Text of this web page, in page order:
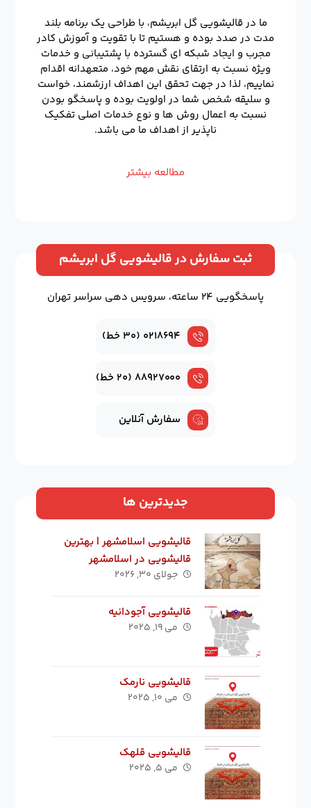
ما در قالیشویی گل ابریشم، با طراحی یک برنامه بلند
مدت در صدد بوده و هستیم تا با تقویت و آموزش کادر
مجرب و ایجاد شبکه ای گسترده با پشتیبانی و خدمات
ویژه نسبت به ارتقای نقش مهم خود، متعهدانه اقدام
نماییم، لذا در جهت تحقق این اهداف ارزشمند، خواست
و سلیقه شخص شما در اولویت بوده و پاسخگو بودن
نسبت به اعمال روش ها و نوع خدمات اصلی تفکیک
ناپذیر از اهداف ما می باشد.
مطالعه بیشتر
ثبت سفارش در قالیشویی گل ابریشم
پاسخگویی ۲۴ ساعته، سرویس دهی سراسر تهران
۰۲۱۸۶۹۴ (۳۰ خط)
۸۸۹۲۷۰۰۰ (۲۰ خط)
سفارش آنلاین
جدیدترین ها
قالیشویی اسلامشهر | بهترین
قالیشویی در اسلامشهر
جولای ۳۰, ۲۰۲۶
قالیشویی آجودانیه
می ۱۹, ۲۰۲۵
قالیشویی نارمک
می ۱۰, ۲۰۲۵
قالیشویی قلهک
می ۵, ۲۰۲۵